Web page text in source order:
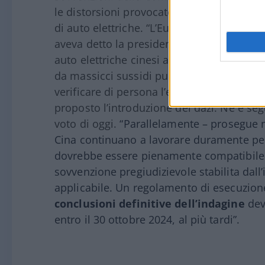
le distorsioni provocate dagli ingenti
di auto elettriche. “L’Europa è aperta
aveva detto la presidente della
auto elettriche cinesi a basso costo, il
da massicci sussidi pubblici”. Gli
verificare di persona l’esistenza degli
proposto l’introduzione dei dazi. Ne è
voto di oggi.“Parallelamente – prosegue
Cina continuano a lavorare duramente
dovrebbe essere pienamente
sovvenzione pregiudizievole stabilita
applicabile. Un regolamento di
conclusioni definitive dell’indagine
entro il 30 ottobre 2024, al più tardi”.